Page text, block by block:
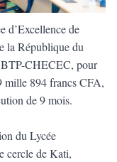
d’Excellence de
la République du
BTP-CHECEC, pour
mille 894 francs CFA,
de 9 mois.
du Lycée
cercle de Kati,